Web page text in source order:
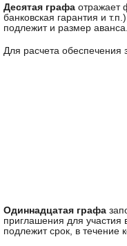
Десятая графа отражает
банковская гарантия и
подлежит и размер аванса.
Для расчета обеспечения
Одиннадцатая графа
приглашения для
подлежит срок, в течение